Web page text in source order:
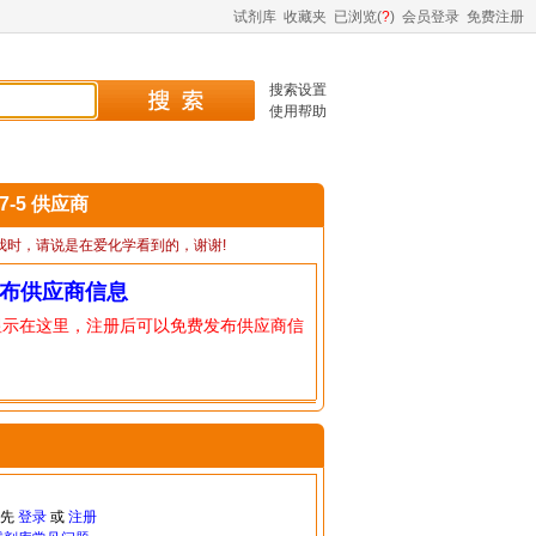
试剂库 收藏夹 已浏览(?) 会员登录 免费注册
搜索设置
使用帮助
5 供应商
时，请说是在爱化学看到的，谢谢!
供应商信息
在这里，注册后可以免费发布供应商信
登录或 注册